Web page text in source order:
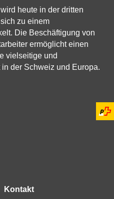
heute in der dritten
zu einem
Die Beschäftigung von
ermöglicht einen
vielseitige und
der Schweiz und Europa.
Kontakt